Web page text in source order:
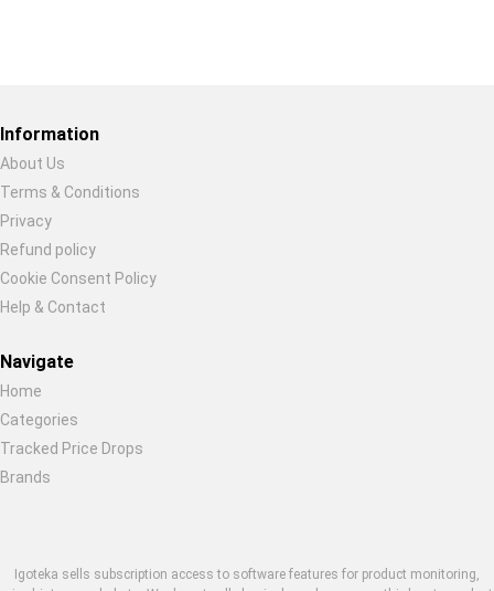
Information
About Us
Terms & Conditions
Privacy
Refund policy
Cookie Consent Policy
Help & Contact
Navigate
Home
Categories
Tracked Price Drops
Brands
Igoteka sells subscription access to software features for product monitoring,